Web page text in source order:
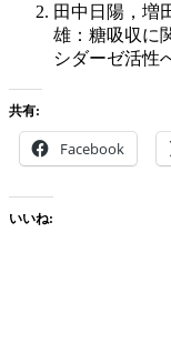
田中日陽，増
雄：糖吸収に
シダーゼ活性
共有:
Facebook
いいね: